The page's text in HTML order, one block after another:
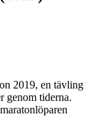
2019, en tävling
genom tiderna.